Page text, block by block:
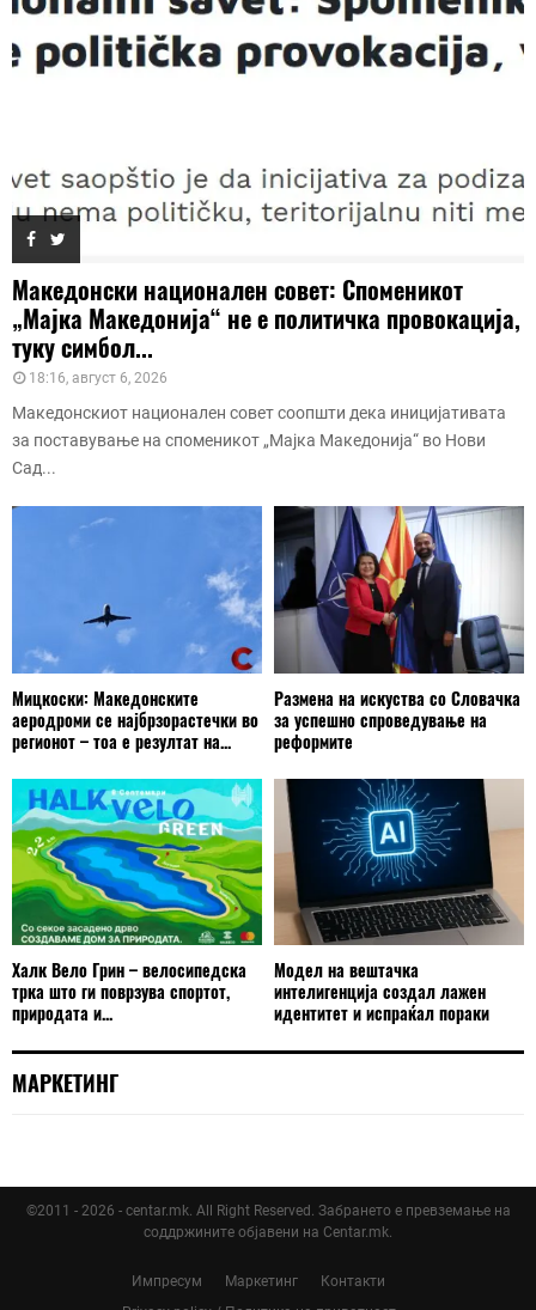
Македонски национален совет: Споменикот
„Мајка Македонија“ не е политичка провокација,
туку симбол...
18:16, август 6, 2026
Македонскиот национален совет соопшти дека иницијативата
за поставување на споменикот „Мајка Македонија“ во Нови
Сад...
Мицкоски: Македонските
аеродроми се најбрзорастечки во
регионот – тоа е резултат на...
Размена на искуства со Словачка
за успешно спроведување на
реформите
Халк Вело Грин – велосипедска
трка што ги поврзува спортот,
природата и...
Модел на вештачка
интелигенција создал лажен
идентитет и испраќал пораки
МАРКЕТИНГ
©2011 - 2026 - centar.mk. All Right Reserved. Забрането е превземање на
соддржините објавени на Centar.mk.
Импресум Маркетинг
Контакти